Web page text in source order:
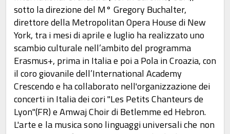
sotto la direzione del M° Gregory Buchalter,
direttore della Metropolitan Opera House di New
York, tra i mesi di aprile e luglio ha realizzato uno
scambio culturale nell’ambito del programma
Erasmus+, prima in Italia e poi a Pola in Croazia, con
il coro giovanile dell’International Academy
Crescendo e ha collaborato nell'organizzazione dei
concerti in Italia dei cori "Les Petits Chanteurs de
Lyon"(FR) e Amwaj Choir di Betlemme ed Hebron.
L'arte e la musica sono linguaggi universali che non